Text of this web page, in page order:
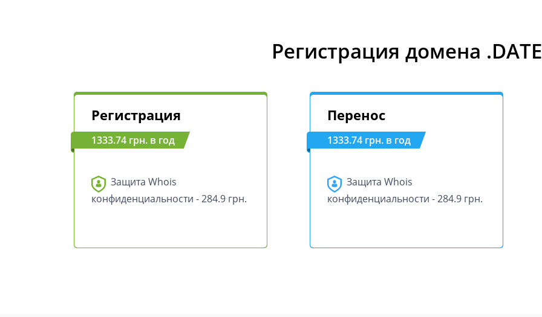
Регистрация домена .DATE
Регистрация
1333.74 грн. в год
Защита Whois
конфиденциальности - 284.9 грн.
Перенос
1333.74 грн. в год
Защита Whois
конфиденциальности - 284.9 грн.